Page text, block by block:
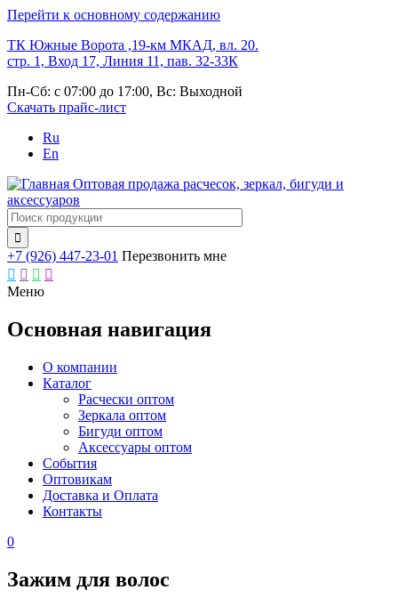
Перейти к основному содержанию
ТК Южные Ворота ,19-км МКАД, вл. 20.
стр. 1, Вход 17, Линия 11, пав. 32-33К
Пн-Сб: с 07:00 до 17:00, Вс: Выходной
Скачать прайс-лист
Ru
En
Оптовая продажа расчесок, зеркал, бигуди и
аксессуаров

+7 (926) 447-23-01 Перезвонить мне
   
Меню
Основная навигация
О компании
Каталог
Расчески оптом
Зеркала оптом
Бигуди оптом
Аксессуары оптом
События
Оптовикам
Доставка и Оплата
Контакты
0
Зажим для волос